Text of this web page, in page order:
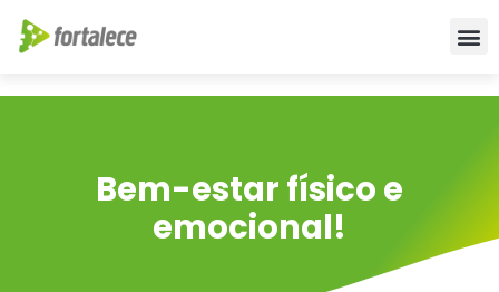
Bem-estar físico e
emocional!